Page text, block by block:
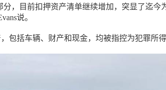
分，目前扣押资产清单继续增加，突显了迄今
说。
包括车辆、财产和现金，均被指控为犯罪所